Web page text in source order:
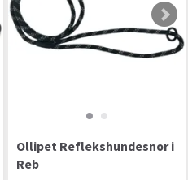
Ollipet Reflekshundesnor i
Reb